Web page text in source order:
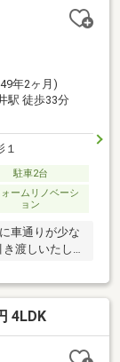
年2ヶ月)
駅 徒歩33分
１
駐車2台
ォームリノベーシ
ョン
車通りが少な
渡しいたしま
グ♪・ライフ
い♪・ＷＩＣが
スペースを確
約受付
】
4LDK